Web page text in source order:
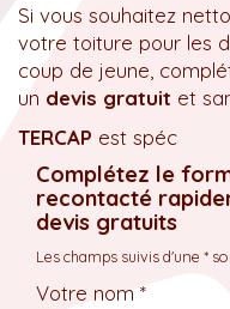
Si vous souhaitez
votre toiture pour les
coup de jeune,
un devis gratuit et
TERCAP est spéc
Complétez le
recontacté
devis gratuits
Les champs suivis d'une *
Votre nom *